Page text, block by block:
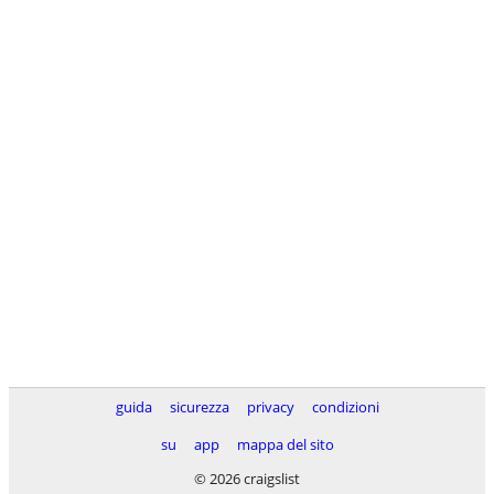
guida sicurezza privacy
condizioni
su
app
mappa del sito
© 2026 craigslist